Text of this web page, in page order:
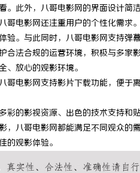
。此外，八哥电影网的界面设计简
哥电影网还注重用户的个性化需
验。与此同时，八哥电影网支持弹
合法合规的运营环境，积极与多
、放心的观影环境。
哥电影网支持影片下载功能，便
彩的影视资源、出色的技术支持
，八哥电影网都能满足不同观众
的观影体验。